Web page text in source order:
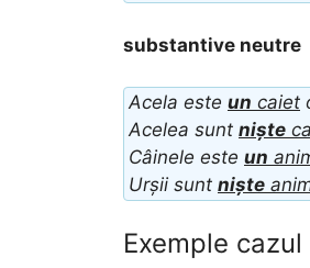
substantive neutre
Acela este un caiet
Acelea sunt niște
Câinele este un
Urșii sunt niște
Exemple